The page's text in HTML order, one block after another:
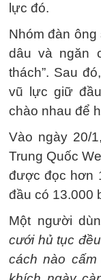
lực đó.
Nhóm đàn ông
dâu và ngăn
thách”. Sau
vũ lực giữ
chào nhau để
Vào ngày 20/
Trung Quốc
được đọc hơn
đầu có 13.000
Một người
cưới hủ tục
cách nào